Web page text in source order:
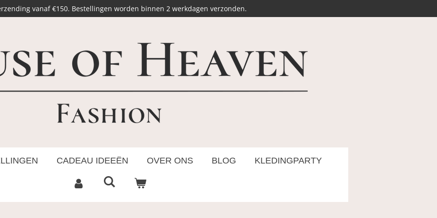
vanaf €150. Bestellingen worden binnen 2 werkdagen verzonden.
CADEAU IDEEËN OVER ONS BLOG KLEDINGPARTY